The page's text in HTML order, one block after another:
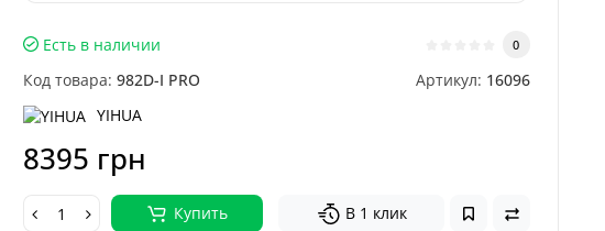
Есть в наличии 0
Код товара: 982D-I PRO Артикул: 16096
YIHUA
8395 грн
Купить В 1 клик